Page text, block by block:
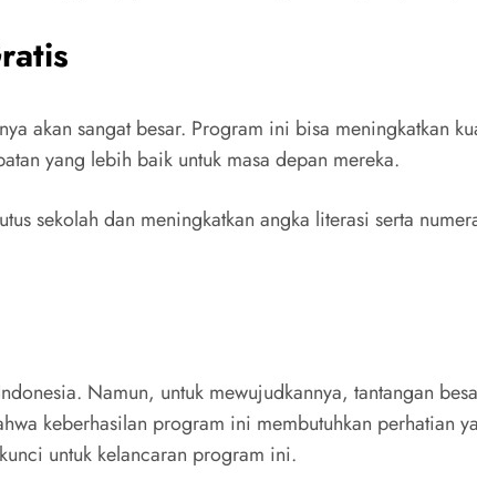
akan sangat besar. Program ini bisa meningkatkan
yang lebih baik untuk masa depan mereka.
sekolah dan meningkatkan angka literasi serta
Namun, untuk mewujudkannya, tantangan
keberhasilan program ini membutuhkan perhatian
untuk kelancaran program ini.